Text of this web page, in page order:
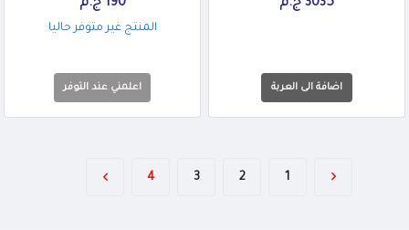
3035 ج.م 190 ج.م
المنتج غير متوفر حاليا
اعلمني عند التوفر
1
2
3
4